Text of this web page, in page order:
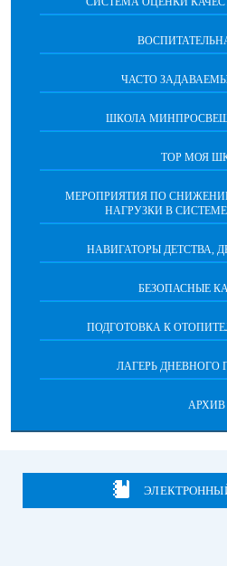
ЧАСТО
ШКОЛА
ТОР МОЯ
МЕРОПРИЯТИЯ ПО
НАГРУЗКИ В
НАВИГАТОРЫ ДЕТСТВА,
БЕЗОПАСНЫЕ
ПОДГОТОВКА К
ЛАГЕРЬ ДНЕВНОГО
АРХИВ